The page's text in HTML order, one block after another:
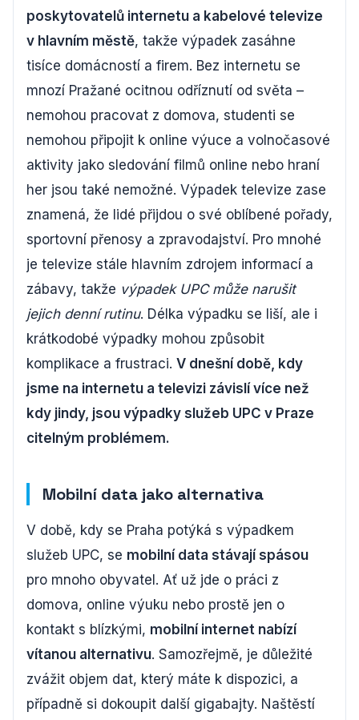
poskytovatelů internetu a kabelové televize
v hlavním městě, takže výpadek zasáhne
tisíce domácností a firem. Bez internetu se
mnozí Pražané ocitnou odříznutí od světa –
nemohou pracovat z domova, studenti se
nemohou připojit k online výuce a volnočasové
aktivity jako sledování filmů online nebo hraní
her jsou také nemožné. Výpadek televize zase
znamená, že lidé přijdou o své oblíbené pořady,
sportovní přenosy a zpravodajství. Pro mnohé
je televize stále hlavním zdrojem informací a
zábavy, takže výpadek UPC může narušit
jejich denní rutinu. Délka výpadku se liší, ale i
krátkodobé výpadky mohou způsobit
komplikace a frustraci. V dnešní době, kdy
jsme na internetu a televizi závislí více než
kdy jindy, jsou výpadky služeb UPC v Praze
citelným problémem.
Mobilní data jako alternativa
V době, kdy se Praha potýká s výpadkem
služeb UPC, se mobilní data stávají spásou
pro mnoho obyvatel. Ať už jde o práci z
domova, online výuku nebo prostě jen o
kontakt s blízkými, mobilní internet nabízí
vítanou alternativu. Samozřejmě, je důležité
zvážit objem dat, který máte k dispozici, a
případně si dokoupit další gigabajty. Naštěstí